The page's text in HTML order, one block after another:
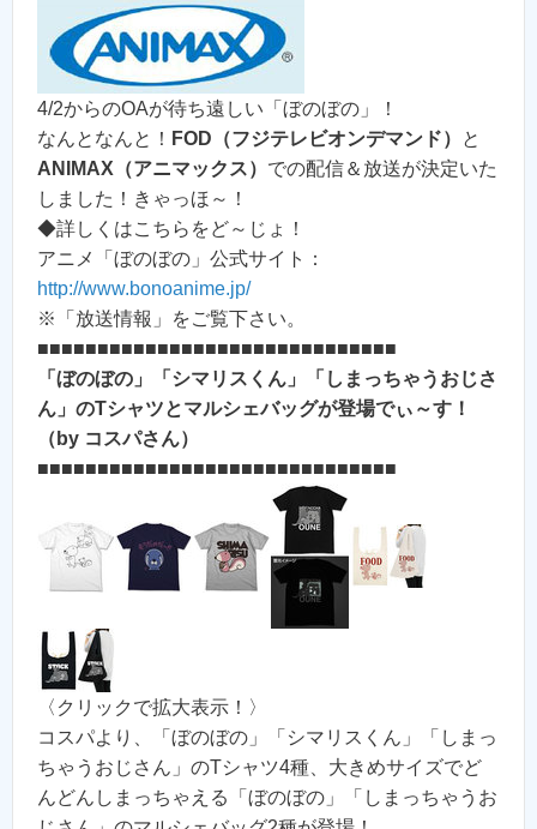
4/2からのOAが待ち遠しい「ぼのぼの」！
なんとなんと！ FOD（フジテレビオンデマンド）
と
ANIMAX（アニマックス） での配信＆放送が決定いた
しました！きゃっほ～！
◆詳しくはこちらをど～じょ！
アニメ「ぼのぼの」公式サイト：
http://www.bonoanime.jp/
※「放送情報」をご覧下さい。
■■■■■■■■■■■■■■■■■■■■■■■■■■■■■■
「ぼのぼの」「シマリスくん」「しまっちゃうおじさ
ん」のTシャツとマルシェバッグが登場でぃ～す！
（by コスパさん）
■■■■■■■■■■■■■■■■■■■■■■■■■■■■■■
〈クリックで拡大表示！〉
コスパより、「ぼのぼの」「シマリスくん」「しまっ
ちゃうおじさん」のTシャツ4種、大きめサイズでど
んどんしまっちゃえる「ぼのぼの」「しまっちゃうお